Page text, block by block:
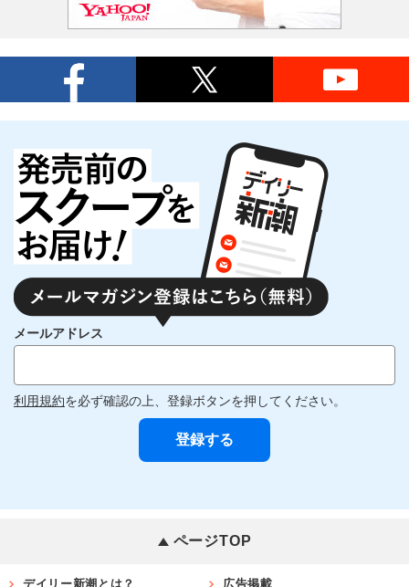
メールアドレス
利用規約を必ず確認の上、登録ボタンを押してください。
ページTOP
デイリー新潮とは？ 広告掲載